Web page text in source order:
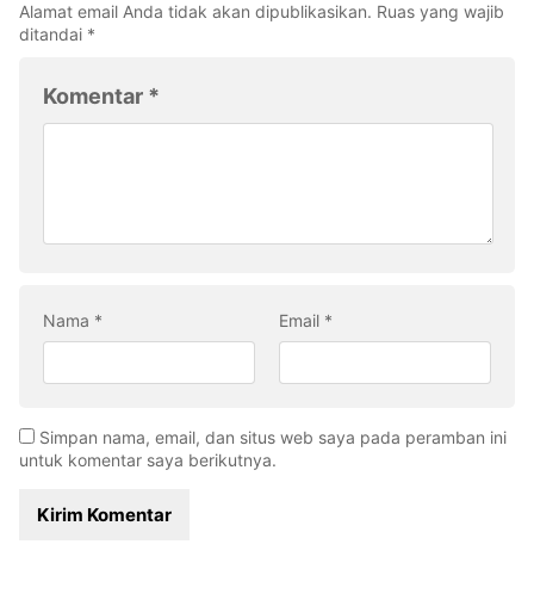
Alamat email Anda tidak akan dipublikasikan. Ruas yang wajib
ditandai *
Komentar *
Nama * Email *
Simpan nama, email, dan situs web saya pada peramban ini
untuk komentar saya berikutnya.